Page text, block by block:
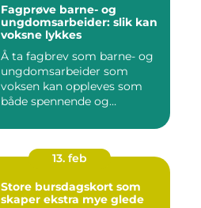
Fagprøve barne- og
ungdomsarbeider: slik kan
voksne lykkes
Å ta fagbrev som barne- og
ungdomsarbeider som
voksen kan oppleves som
både spennende og
13. feb
Store bursdagskort som
skaper ekstra mye glede